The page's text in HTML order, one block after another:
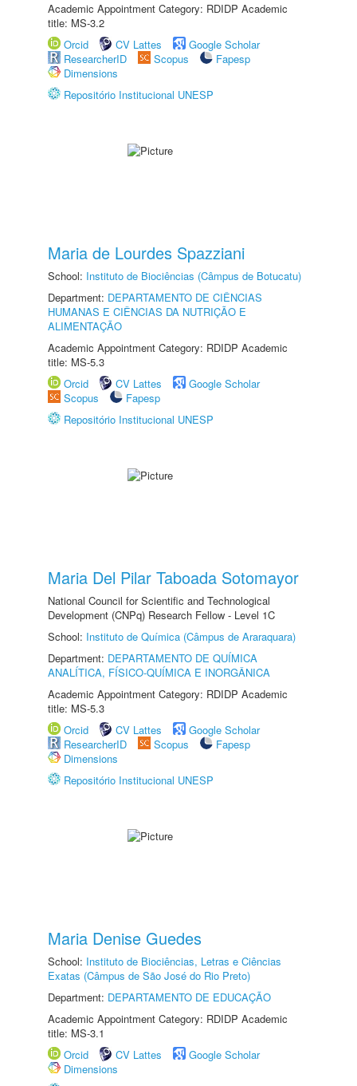
Academic Appointment Category: RDIDP Academic
title: MS-3.2
Orcid
CV Lattes
Google Scholar
ResearcherID
Scopus
Fapesp
Dimensions
Repositório Institucional UNESP
Maria de Lourdes Spazziani
School: Instituto de Biociências (Câmpus de Botucatu)
Department: DEPARTAMENTO DE CIÊNCIAS
HUMANAS E CIÊNCIAS DA NUTRIÇÃO E
ALIMENTAÇÃO
Academic Appointment Category: RDIDP Academic
title: MS-5.3
Orcid
CV Lattes
Google Scholar
Scopus
Fapesp
Repositório Institucional UNESP
Maria Del Pilar Taboada Sotomayor
National Council for Scientific and Technological
Development (CNPq) Research Fellow - Level 1C
School: Instituto de Química (Câmpus de Araraquara)
Department: DEPARTAMENTO DE QUÍMICA
ANALÍTICA, FÍSICO-QUÍMICA E INORGÂNICA
Academic Appointment Category: RDIDP Academic
title: MS-5.3
Orcid
CV Lattes
Google Scholar
ResearcherID
Scopus
Fapesp
Dimensions
Repositório Institucional UNESP
Maria Denise Guedes
School: Instituto de Biociências, Letras e Ciências
Exatas (Câmpus de São José do Rio Preto)
Department: DEPARTAMENTO DE EDUCAÇÃO
Academic Appointment Category: RDIDP Academic
title: MS-3.1
Orcid
CV Lattes
Google Scholar
Dimensions